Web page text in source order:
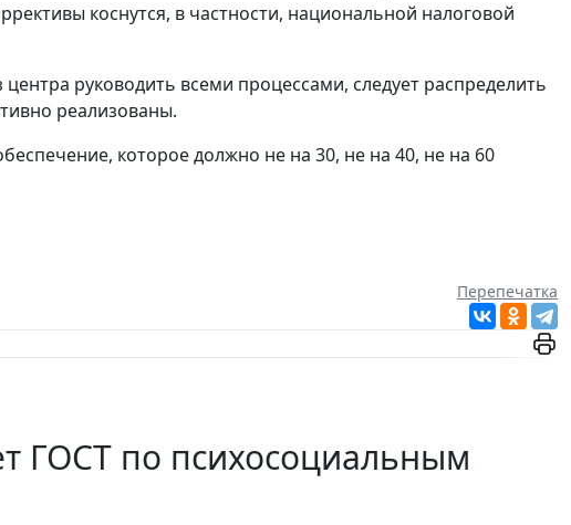
коснутся, в частности, национальной налоговой
руководить всеми процессами, следует распределить
реализованы.
которое должно не на 30, не на 40, не на 60
Перепечатка
ГОСТ по психосоциальным